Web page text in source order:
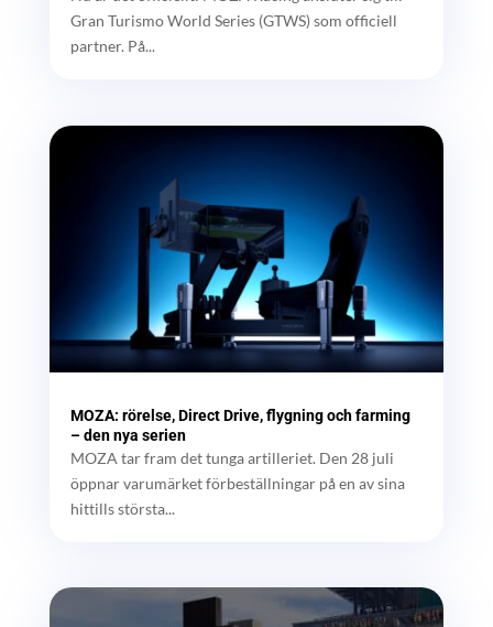
Gran Turismo World Series (GTWS) som officiell
partner. På...
MOZA: rörelse, Direct Drive, flygning och farming
– den nya serien
MOZA tar fram det tunga artilleriet. Den 28 juli
öppnar varumärket förbeställningar på en av sina
hittills största...